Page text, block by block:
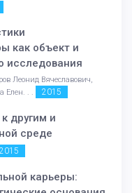
как объект и
исследования
Леонид Вячеславович,
Елен. . .
2015
другим и
среде
2015
карьеры: